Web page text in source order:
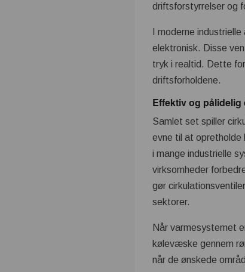
driftsforstyrrelser og
I moderne
elektronisk. Disse
tryk i realtid. Dette
driftsforholdene.
Effektiv og
Samlet set spiller
evne til at opretholde
i mange industrielle
virksomheder
gør
sektorer.
Når varmesystemet
kølevæske gennem
når de ønskede